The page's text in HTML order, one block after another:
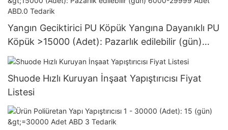
Yangın Geciktirici PU Köpük Yangına Dayanıklı PU
Köpük >15000 (Adet): Pazarlık edilebilir (gün)
6000-29999 Adet ABD.0 Tedarik
Shuode Hızlı Kuruyan İnşaat Yapıştırıcısı Fiyat
Listesi